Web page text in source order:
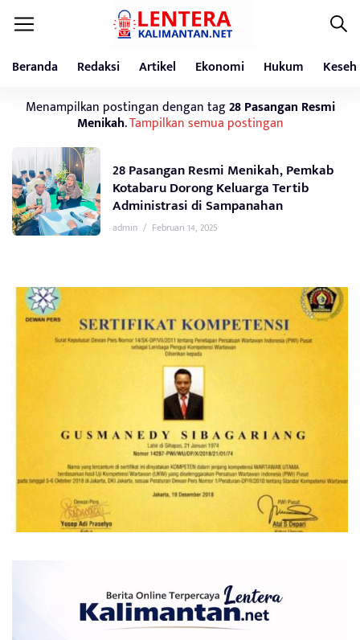
Beranda Redaksi Artikel Ekonomi Hukum
Menampilkan postingan dengan tag28 Pasangan Resmi
Menikah.Tampilkan semua postingan
28 Pasangan Resmi Menikah, Pemkab
Kotabaru Dorong Keluarga Tertib
Administrasi di Sampanahan
admin / Februari 14, 2025